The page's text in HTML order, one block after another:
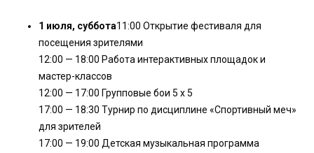
1 июля, суббота11:00 Открытие фестиваля для
посещения зрителями
12:00 — 18:00 Работа интерактивных площадок и
мастер-классов
12:00 — 17:00 Групповые бои 5 x 5
17:00 — 18:30 Турнир по дисциплине «Спортивный меч»
для зрителей
17:00 — 19:00 Детская музыкальная программа